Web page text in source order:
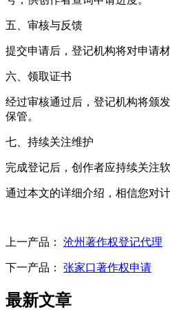
五、审核与反馈
提交申请后，登记机构将对申请
六、领取证书
经过审核通过后，登记机构将颁
保管。
七、持续关注维护
完成登记后，创作者应持续关注
通过本文的详细介绍，相信您对
上一产品： 沧州著作权登记代理
下一产品： 张家口著作权申请
最新文章